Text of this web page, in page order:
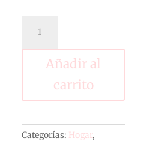
acero
cantidad
Añadir al
carrito
Categorías: Hogar,